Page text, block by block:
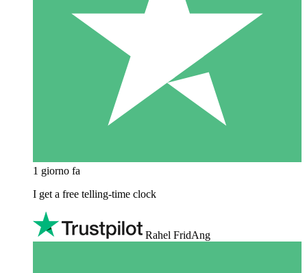
1 giorno fa
I get a free telling-time clock
Rahel FridAng